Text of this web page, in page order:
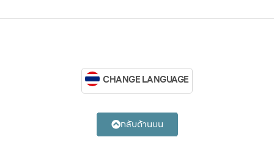
CHANGE LANGUAGE
กลับด้านบน